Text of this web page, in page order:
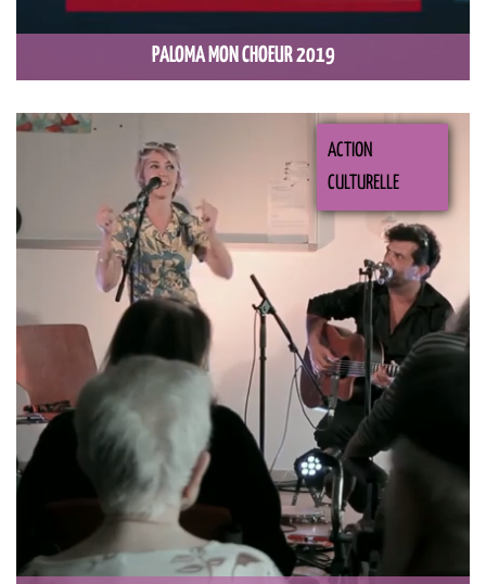
PALOMA MON CHOEUR 2019
ACTION
CULTURELLE